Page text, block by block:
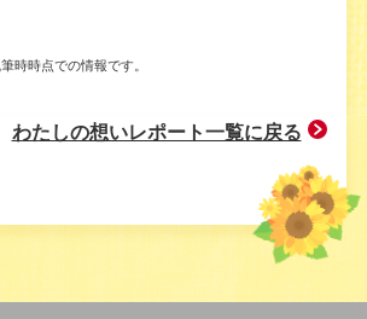
時時点での情報です。
わたしの想いレポート一覧に戻る